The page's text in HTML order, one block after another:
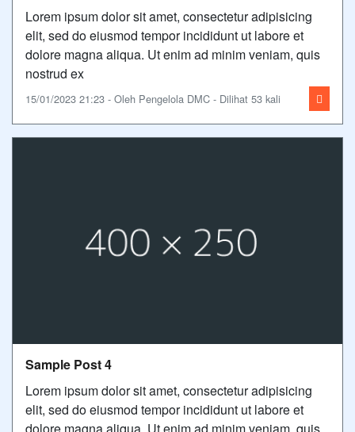
Lorem ipsum dolor sit amet, consectetur adipisicing
elit, sed do eiusmod tempor incididunt ut labore et
dolore magna aliqua. Ut enim ad minim veniam, quis
nostrud ex
15/01/2023 21:23 - Oleh Pengelola DMC - Dilihat 53 kali
Sample Post 4
Lorem ipsum dolor sit amet, consectetur adipisicing
elit, sed do eiusmod tempor incididunt ut labore et